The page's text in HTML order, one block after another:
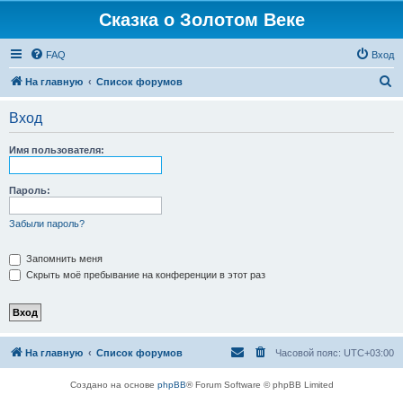
Сказка о Золотом Веке
FAQ Вход
На главную Список форумов
Вход
Имя пользователя:
Пароль:
Забыли пароль?
Запомнить меня
Скрыть моё пребывание на конференции в этот раз
На главную Список форумов Часовой пояс: UTC+03:00
Создано на основе phpBB® Forum Software © phpBB Limited